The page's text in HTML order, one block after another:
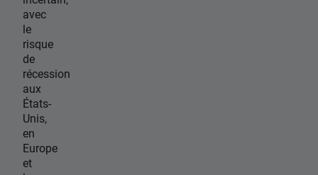
avec
le
risque
de
récession
aux
États-
Unis,
en
Europe
et